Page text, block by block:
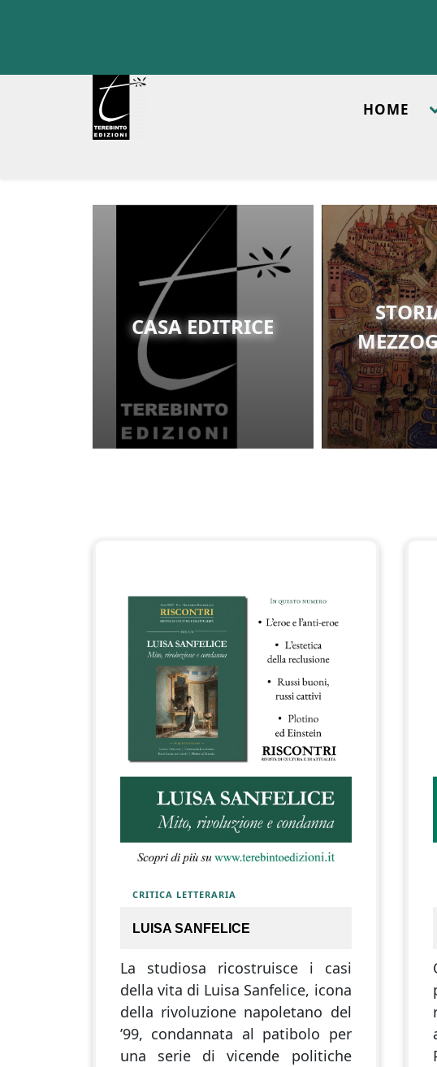
HOME
CASA EDITRICE
CRITICA LETTERARIA
LUISA SANFELICE
La studiosa ricostruisce i casi
della vita di Luisa Sanfelice, icona
della rivoluzione napoletano del
’99, condannata al patibolo per
una serie di vicende politiche